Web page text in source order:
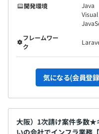
開発環境
Java
フレームワー
ク
気になる(会員登
大阪）1次請け案件多数★
いの会社でインフラ業務